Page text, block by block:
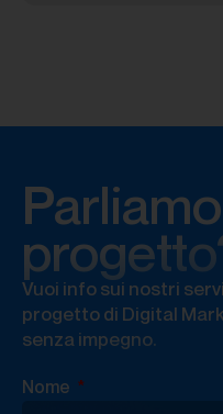
Vuoi info sui nostri
progetto di Digital
senza impegno.
Nome